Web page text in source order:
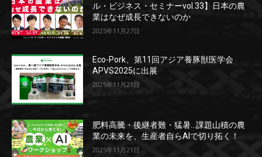
ル・ビジネス・セミナーvol.33】日本の農
業はなぜ成長できないのか
2025年11月27日
Eco-Pork、第11回アジア養豚獣医学会
APVS2025に出展
2025年11月21日
肥料高騰・後継者難・猛暑…課題山積の農
業の未来を、生産者自らAIで切り拓く！
2025年11月21日